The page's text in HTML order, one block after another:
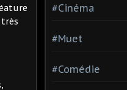
très
#Cinéma
#Muet
#Comédie